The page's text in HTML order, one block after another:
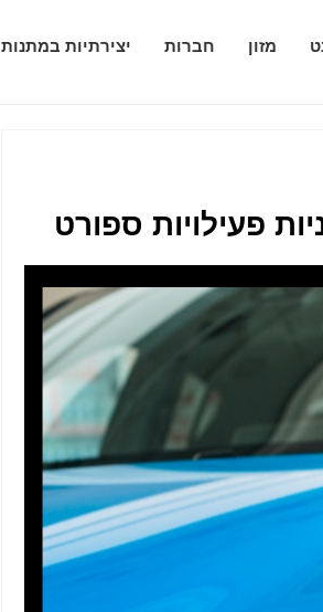
מזון חברות יצירתיות במתנות
פעילויות ספורט